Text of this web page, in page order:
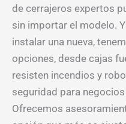
de cerrajeros expertos
sin importar el modelo.
instalar una nueva,
opciones, desde cajas
resisten incendios y
seguridad para
Ofrecemos